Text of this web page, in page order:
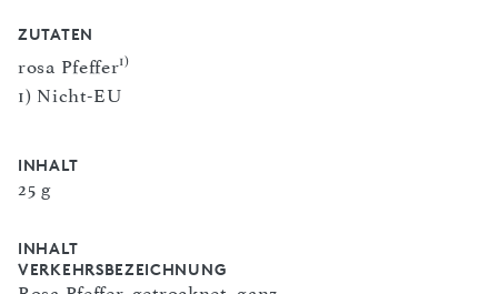
ZUTATEN
rosa Pfeffer1)
1) Nicht-EU
INHALT
25 g
INHALT
VERKEHRSBEZEICHNUNG